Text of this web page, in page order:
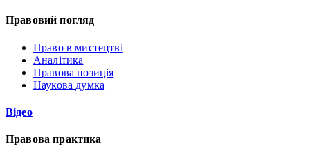
Правовий погляд
Право в мистецтві
Аналітика
Правова позиція
Наукова думка
Відео
Правова практика